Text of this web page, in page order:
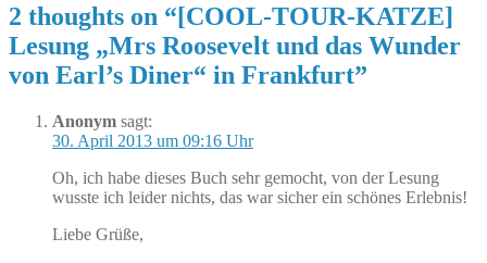
2 thoughts on “[COOL-TOUR-KATZE]
Lesung „Mrs Roosevelt und das Wunder
von Earl’s Diner“ in Frankfurt”
Anonym sagt:
30. April 2013 um 09:16 Uhr
Oh, ich habe dieses Buch sehr gemocht, von der Lesung
wusste ich leider nichts, das war sicher ein schönes Erlebnis!
Liebe Grüße,